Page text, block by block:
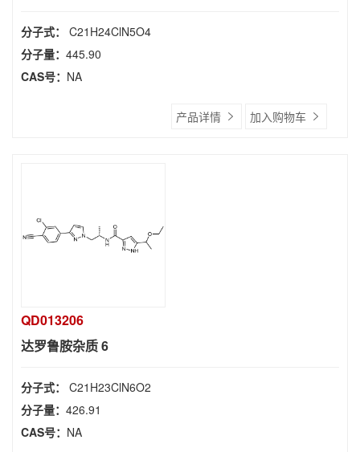
分子式： C21H24ClN5O4
分子量： 445.90
CAS号： NA
产品详情 加入购物车
QD013206
达罗鲁胺杂质 6
分子式： C21H23ClN6O2
分子量： 426.91
CAS号： NA